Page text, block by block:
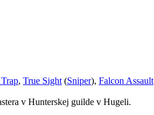
, True Sight (Sniper), Falcon Assault
v Hunterskej guilde v Hugeli.